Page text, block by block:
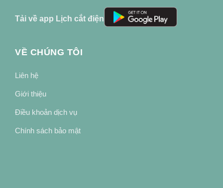
Tải về app Lịch cắt điện
VỀ CHÚNG TÔI
Liên hệ
Giới thiệu
Điều khoản dịch vụ
Chính sách bảo mật